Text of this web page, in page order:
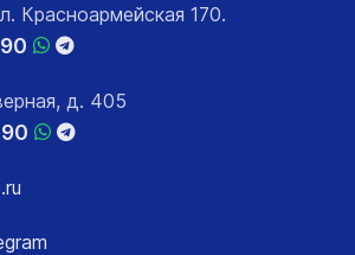
Красноармейская 170.
д. 405